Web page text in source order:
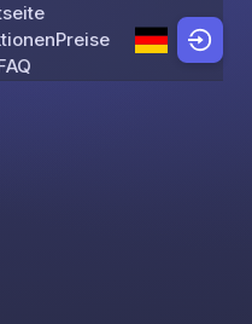
to content
Preise